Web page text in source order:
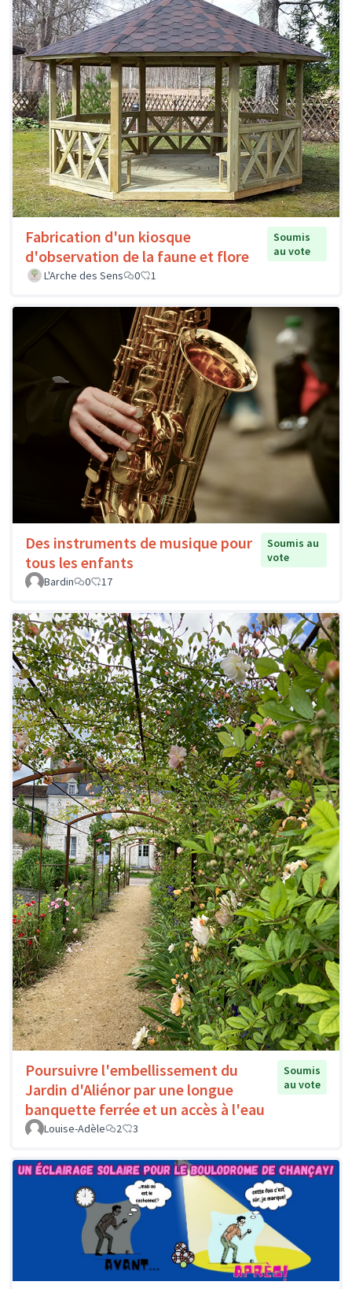
Fabrication d'un kiosque
d'observation de la faune et flore
Soumis
au vote
L'Arche des Sens
0 1
Des instruments de musique pour
tous les enfants
Soumis au
vote
Bardin
0 17
Poursuivre l'embellissement du
Jardin d'Aliénor par une longue
banquette ferrée et un accès à l'eau
Soumis
au vote
Louise-Adèle 2 3